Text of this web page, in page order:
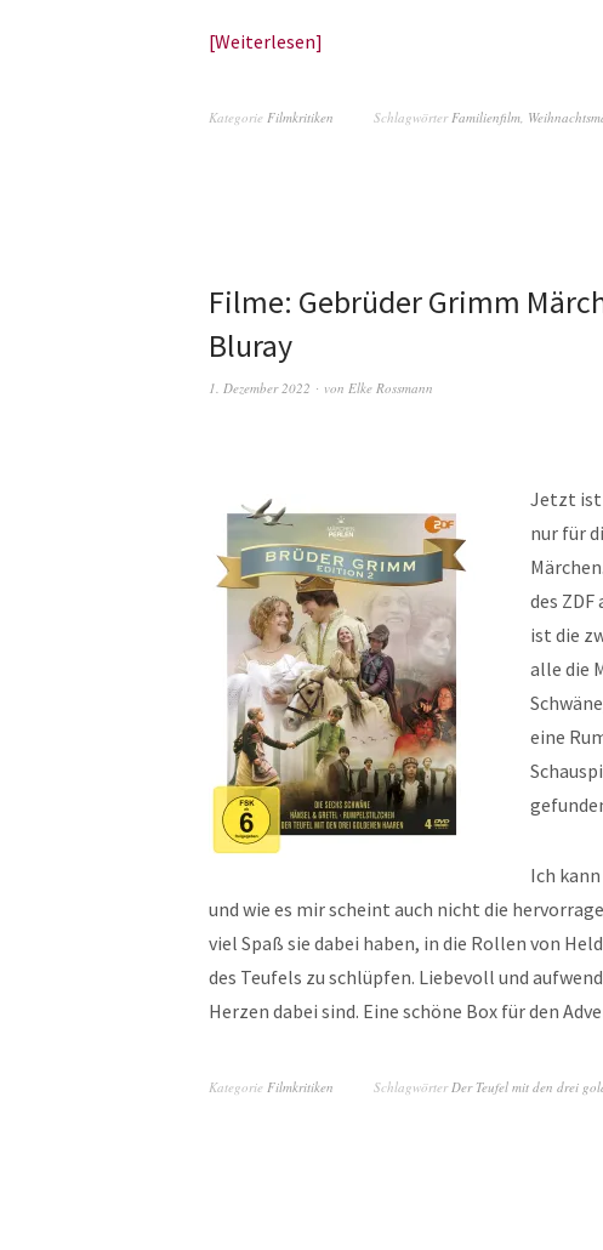
Weiterlesen
Kategorie Filmkritiken SchlagwörterFamilienfilm,
Filme: Gebrüder Grimm
Bluray
1. Dezember 2022 von Elke Rossmann
Jetzt ist
nur für
des
ist die
alle die
eine
Ich
und wie es mir scheint auch nicht die
viel Spaß sie dabei haben, in die Rollen von
des Teufels zu schlüpfen. Liebevoll und
Herzen dabei sind. Eine schöne Box für den
Kategorie Filmkritiken SchlagwörterDer Teufel mit den drei